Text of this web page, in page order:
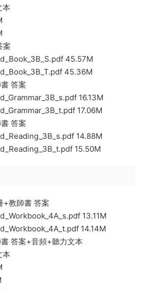
本
案
45.57M
45.36M
答案
16.13M
17.06M
答案
14.88M
15.50M
+教師書 答案
13.11M
14.14M
答案+音頻+聽力文本
本